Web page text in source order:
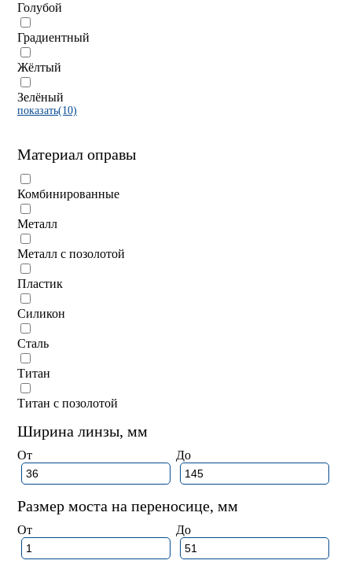
Голубой
Градиентный
Жёлтый
Зелёный
показать(10)
Материал оправы
Комбинированные
Металл
Металл с позолотой
Пластик
Силикон
Сталь
Титан
Титан с позолотой
Ширина линзы, мм
От До
Размер моста на переносице, мм
От До